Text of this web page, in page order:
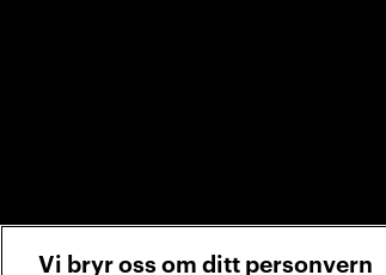
Vi bryr oss om ditt personvern